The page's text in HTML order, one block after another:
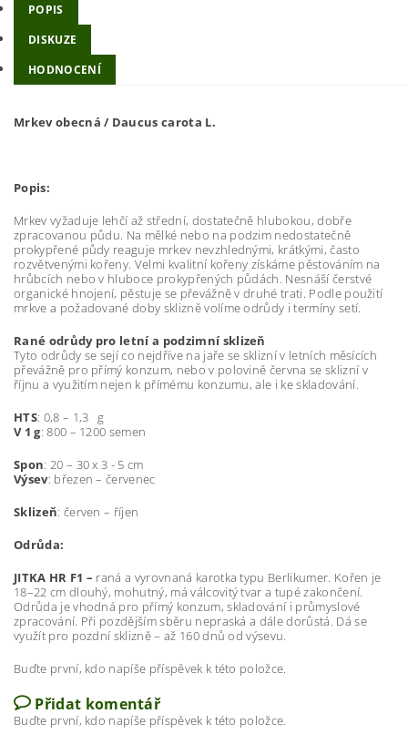
POPIS
DISKUZE
HODNOCENÍ
Mrkev obecná / Daucus carota L.
Popis:
Mrkev vyžaduje lehčí až střední, dostatečně hlubokou, dobře
zpracovanou půdu. Na mělké nebo na podzim nedostatečně
prokypřené půdy reaguje mrkev nevzhlednými, krátkými, často
rozvětvenými kořeny. Velmi kvalitní kořeny získáme pěstováním na
hrůbcích nebo v hluboce prokypřených půdách. Nesnáší čerstvé
organické hnojení, pěstuje se převážně v druhé trati. Podle použití
mrkve a požadované doby sklizně volíme odrůdy i termíny setí.
Rané odrůdy pro letní a podzimní sklizeň
Tyto odrůdy se sejí co nejdříve na jaře se sklizní v letních měsících
převážně pro přímý konzum, nebo v polovině června se sklizní v
říjnu a využitím nejen k přímému konzumu, ale i ke skladování.
HTS: 0,8 – 1,3 g
V 1 g: 800 – 1200 semen
Spon: 20 – 30 x 3 - 5 cm
Výsev: březen – červenec
Sklizeň: červen – říjen
Odrůda:
JITKA HR F1 – raná a vyrovnaná karotka typu Berlikumer. Kořen je
18–22 cm dlouhý, mohutný, má válcovitý tvar a tupé zakončení.
Odrůda je vhodná pro přímý konzum, skladování i průmyslové
zpracování. Při pozdějším sběru nepraská a dále dorůstá. Dá se
využít pro pozdní sklizně – až 160 dnů od výsevu.
Buďte první, kdo napíše příspěvek k této položce.
Přidat komentář
Buďte první, kdo napíše příspěvek k této položce.